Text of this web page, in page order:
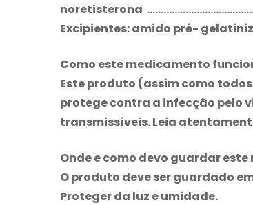
noretisterona
Excipientes: amido pré-
Como este medicamento
Este produto (assim como
protege contra a infecção pelo
transmissíveis. Leia
Onde e como devo guardar
O produto deve ser guardado
Proteger da luz e umidade.